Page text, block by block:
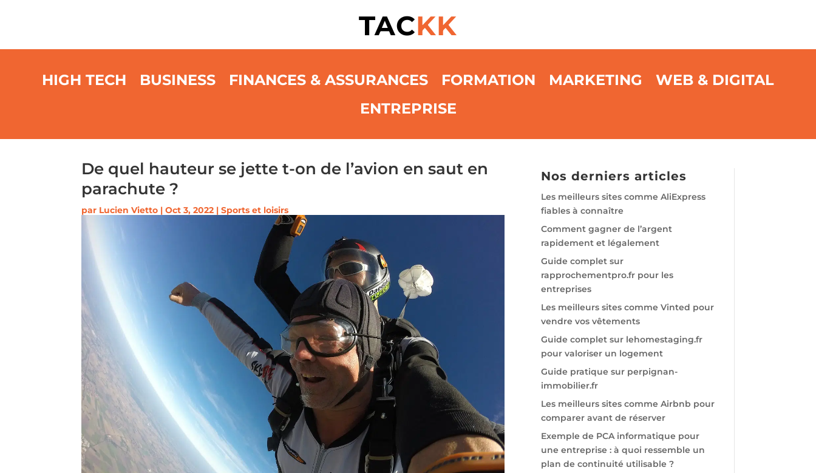
TACKK
HIGH TECH BUSINESS FINANCES & ASSURANCES FORMATION MARKETING
WEB & DIGITAL
ENTREPRISE
De quel hauteur se jette t-on de l’avion en saut en
parachute ?
par Lucien Vietto |Oct 3, 2022 |Sports et loisirs
Nos derniers articles
Les meilleurs sites comme AliExpress
fiables à connaître
Comment gagner de l’argent
rapidement et légalement
Guide complet sur
rapprochementpro.fr pour les
entreprises
Les meilleurs sites comme Vinted pour
vendre vos vêtements
Guide complet sur lehomestaging.fr
pour valoriser un logement
Guide pratique sur perpignan-
immobilier.fr
Les meilleurs sites comme Airbnb pour
comparer avant de réserver
Exemple de PCA informatique pour
une entreprise : à quoi ressemble un
plan de continuité utilisable ?